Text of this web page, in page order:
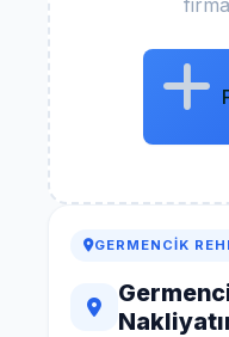
GERMENCIK